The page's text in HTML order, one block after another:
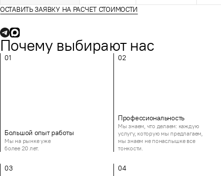
ОСТАВИТЬ ЗАЯВКУ НА РАСЧЕТ СТОИМОСТИ
Почему выбирают нас
01
Большой опыт работы
Мы на рынке уже
более 20 лет.
02
Профессиональность
Мы знаем, что делаем: каждую
услугу, которую мы предлагаем,
мы знаем не понаслышке все
тонкости.
03 04